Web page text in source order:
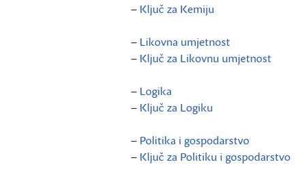
– Ključ za Kemiju
– Likovna umjetnost
– Ključ za Likovnu umjetnost
– Logika
– Ključ za Logiku
– Politika i gospodarstvo
– Ključ za Politiku i gospodarstvo